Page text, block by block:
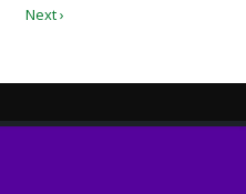
Next ›